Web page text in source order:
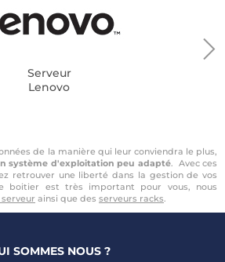
Serveur
Lenovo
de la manière qui leur conviendra le plus,
système d'exploitation peu adapté. Avec ces
retrouver une liberté dans la gestion de vos
boitier est très important pour vous, nous
ainsi que des serveurs racks.
SOMMES NOUS ?